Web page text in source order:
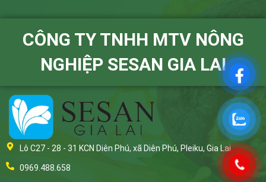
CÔNG TY TNHH MTV NÔNG
NGHIỆP SESAN GIA LAI
Lô C27 - 28 - 31 KCN Diên Phú, xã Diên Phú, Pleiku, Gia Lai
0969.488.658